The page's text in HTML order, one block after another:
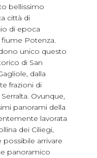
bellissimo
città di
di epoca
Potenza.
unico questo
di San
dalla
frazioni di
Ovunque,
panorami della
lavorata
dei Ciliegi,
arrivare
panoramico